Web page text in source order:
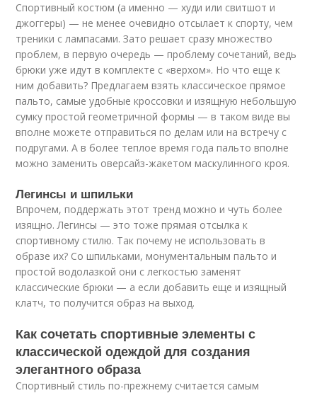
Спортивный костюм (а именно — худи или свитшот и
джоггеры) — не менее очевидно отсылает к спорту, чем
треники с лампасами. Зато решает сразу множество
проблем, в первую очередь — проблему сочетаний, ведь
брюки уже идут в комплекте с «верхом». Но что еще к
ним добавить? Предлагаем взять классическое прямое
пальто, самые удобные кроссовки и изящную небольшую
сумку простой геометричной формы — в таком виде вы
вполне можете отправиться по делам или на встречу с
подругами. А в более теплое время года пальто вполне
можно заменить оверсайз-жакетом маскулинного кроя.
Легинсы и шпильки
Впрочем, поддержать этот тренд можно и чуть более
изящно. Легинсы — это тоже прямая отсылка к
спортивному стилю. Так почему не использовать в
образе их? Со шпильками, монументальным пальто и
простой водолазкой они с легкостью заменят
классические брюки — а если добавить еще и изящный
клатч, то получится образ на выход.
Как сочетать спортивные элементы с
классической одеждой для создания
элегантного образа
Спортивный стиль по-прежнему считается самым